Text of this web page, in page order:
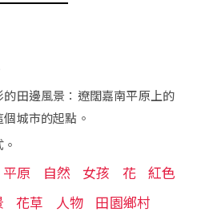
田邊風景：遼闊嘉南平原上的
城市的起點。
平原 自然 女孩 花 紅色
花草 人物 田園鄉村